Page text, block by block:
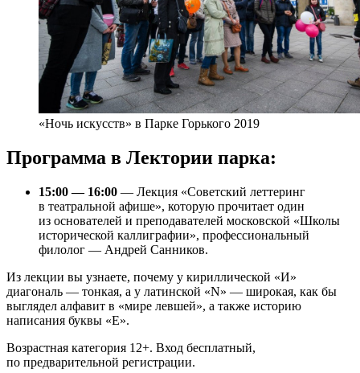
«Ночь искусств» в Парке Горького 2019
Программа в Лектории парка:
15:00 — 16:00 — Лекция «Советский леттеринг
в театральной афише», которую прочитает один
из основателей и преподавателей московской «Школы
исторической каллиграфии», профессиональный
филолог — Андрей Санников.
Из лекции вы узнаете, почему у кириллической «И»
диагональ — тонкая, а у латинской «N» — широкая, как бы
выглядел алфавит в «мире левшей», а также историю
написания буквы «Е».
Возрастная категория 12+. Вход бесплатный,
по предварительной регистрации.